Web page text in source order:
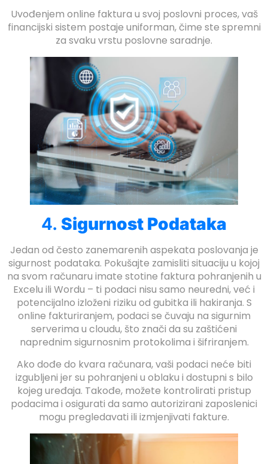
Uvođenjem online faktura u svoj poslovni proces, vaš
financijski sistem postaje uniforman, čime ste spremni
za svaku vrstu poslovne saradnje.
4. Sigurnost Podataka
Jedan od često zanemarenih aspekata poslovanja je
sigurnost podataka. Pokušajte zamisliti situaciju u kojoj
na svom računaru imate stotine faktura pohranjenih u
Excelu ili Wordu – ti podaci nisu samo neuredni, već i
potencijalno izloženi riziku od gubitka ili hakiranja. S
online fakturiranjem, podaci se čuvaju na sigurnim
serverima u cloudu, što znači da su zaštićeni
naprednim sigurnosnim protokolima i šifriranjem.
Ako dođe do kvara računara, vaši podaci neće biti
izgubljeni jer su pohranjeni u oblaku i dostupni s bilo
kojeg uređaja. Takođe, možete kontrolirati pristup
podacima i osigurati da samo autorizirani zaposlenici
mogu pregledavati ili izmjenjivati fakture.